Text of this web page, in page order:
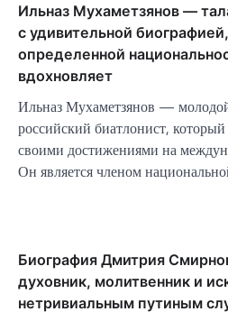
Ильназ Мухаметзянов —
с удивительной
определенной
вдохновляет
Ильназ Мухаметзянов —
российский биатлонист,
своими достижениями на
Он является членом
Биография Дмитрия
духовник, молитвенник и
нетривиальным путиным